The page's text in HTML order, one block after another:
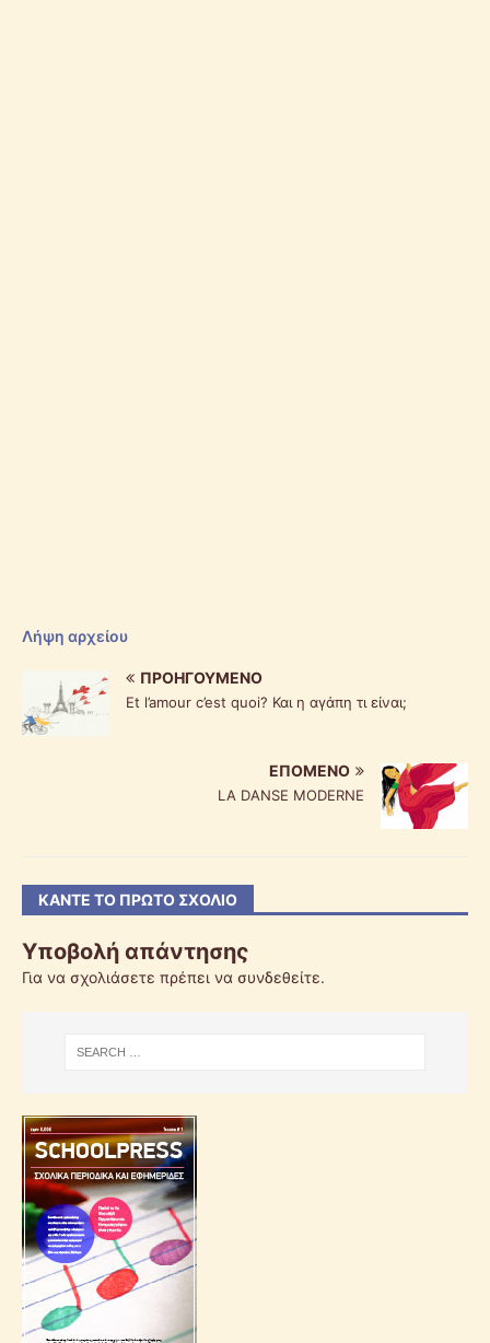
Λήψη αρχείου
ΠΡΟΗΓΟΎΜΕΝΟ
Et l’amour c’est quoi? Και η αγάπη τι είναι;
ΕΠΌΜΕΝΟ
LA DANSE MODERNE
ΚΆΝΤΕ ΤΟ ΠΡΏΤΟ ΣΧΌΛΙΟ
Υποβολή απάντησης
Για να σχολιάσετε πρέπει να συνδεθείτε.